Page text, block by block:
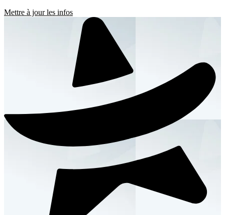
Mettre à jour les infos